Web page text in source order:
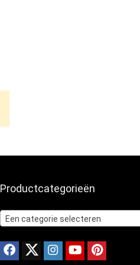
Productcategorieën
Een categorie selecteren